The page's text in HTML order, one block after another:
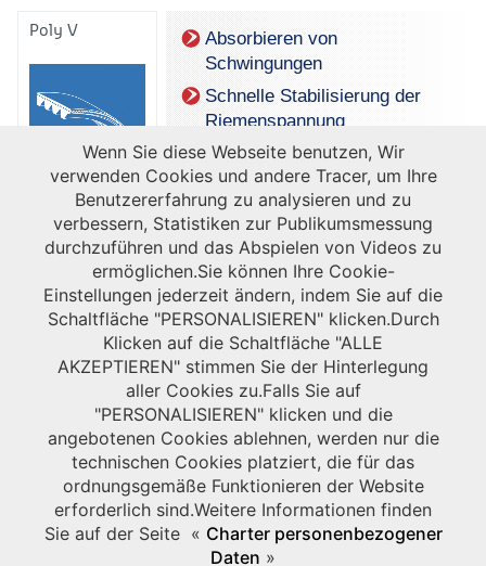
Poly V
Absorbieren von
Schwingungen
Schnelle Stabilisierung der
Riemenspannung
Hochkompakter Antrieb
Wenn Sie diese Webseite benutzen, Wir
verwenden Cookies und andere Tracer, um Ihre
Benutzererfahrung zu analysieren und zu
verbessern, Statistiken zur Publikumsmessung
durchzuführen und das Abspielen von Videos zu
ermöglichen.Sie können Ihre Cookie-
Einstellungen jederzeit ändern, indem Sie auf die
Schaltfläche "PERSONALISIEREN" klicken.Durch
Klicken auf die Schaltfläche "ALLE
AKZEPTIEREN" stimmen Sie der Hinterlegung
aller Cookies zu.Falls Sie auf
"PERSONALISIEREN" klicken und die
angebotenen Cookies ablehnen, werden nur die
technischen Cookies platziert, die für das
ordnungsgemäße Funktionieren der Website
erforderlich sind.Weitere Informationen finden
Sie auf der Seite « Charter personenbezogener
Daten »